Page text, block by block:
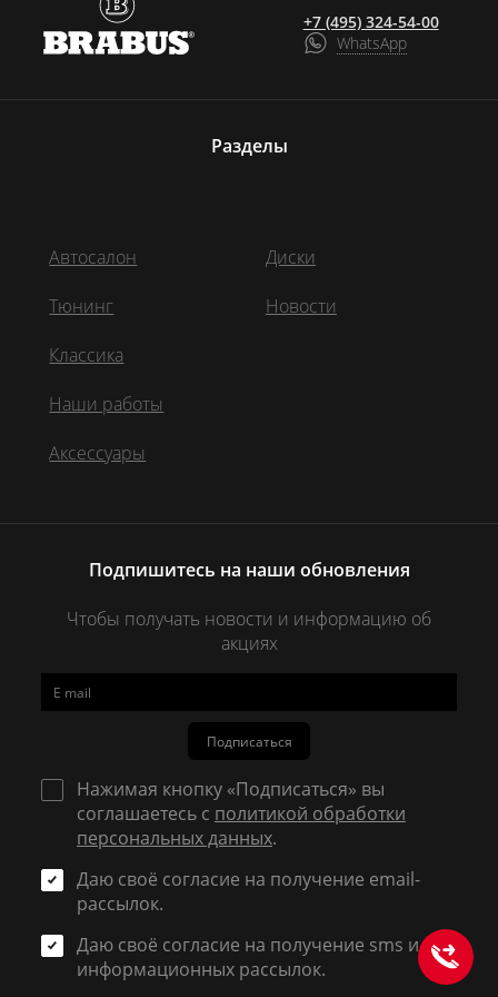
+7 (495) 324-54-00
WhatsApp
Разделы
Автосалон
Тюнинг
Классика
Наши работы
Аксессуары
Диски
Новости
Подпишитесь на наши обновления
Чтобы получать новости и информацию об
акциях
Подписаться
Нажимая кнопку «Подписаться» вы
соглашаетесь с политикой обработки
персональных данных.
Даю своё согласие на получение email-
рассылок.
Даю своё согласие на получение sms и
информационных рассылок.